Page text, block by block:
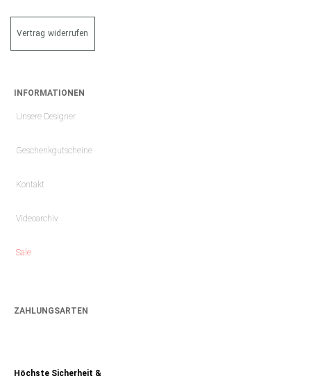
Vertrag widerrufen
INFORMATIONEN
Unsere Designer
Geschenkgutscheine
Kontakt
Videoarchiv
Sale
ZAHLUNGSARTEN
Höchste Sicherheit &